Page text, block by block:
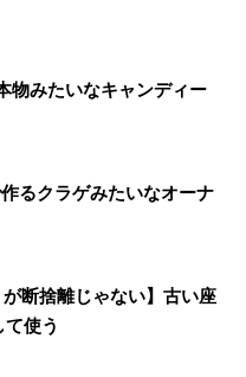
物みたいなキャンディー
るクラゲみたいなオーナ
が断捨離じゃない】古い座
使う